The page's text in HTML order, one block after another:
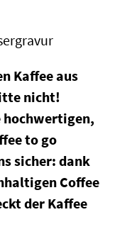
Kaffee aus
nicht!
hochwertigen,
to go
sicher: dank
Coffee
der Kaffee